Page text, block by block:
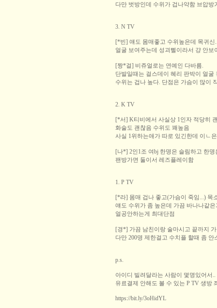
다만 벗방인데 수위가 겁나약함 브압방
3. N TV
[*빈] 얘도 몸매좋고 수위높은데 목귀신
얼굴 보여주는데 성괴삘이라서 걍 안보
[짱*걸] 비쥬얼로는 연예인 다바름.
단발일때는 걸스데이 혜리 판박이 얼굴
수위는 겁나 높다. 단점은 가슴이 많이
2. K TV
[*서] K티비에서 사실상 1인자 적당히
화술도 괜찮음 수위도 꽤높음
사실 1위하는애가 따로 있긴한데 이ㄴ
[나*] 2인1조 여bj 한명은 슬림하고 한명
팬방가면 둘이서 레즈플레이함
1. P TV
[*라] 몸매 겁나 좋고(가슴이 죽임...) 목
얘도 수위가 좀 높은데 가끔 바나나같
얼공안하는게 최대단점
[경*] 가끔 남친이랑 술마시고 끝까지
다만 200명 제한걸고 수치플 할때 좀 안
p.s.
아이디 빌려달라는 사람이 몇명있어서..
유료결제 안해도 볼 수 있는 P TV 생방
https://bit.ly/3oHidYL